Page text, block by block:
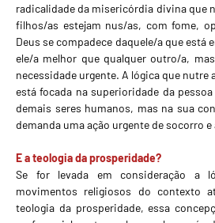
radicalidade da misericórdia divina que
filhos/as estejam nus/as, com fome,
Deus se compadece daquele/a que está
ele/a melhor que qualquer outro/a,
necessidade urgente. A lógica que nutre
está focada na superioridade da
demais seres humanos, mas na sua
demanda uma ação urgente de socorro
E a teologia da prosperidade?
Se for levada em consideração a
movimentos religiosos do contexto
teologia da prosperidade, essa